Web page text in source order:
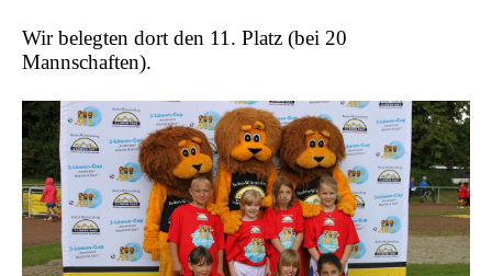
Wir belegten dort den 11. Platz (bei 20
Mannschaften).